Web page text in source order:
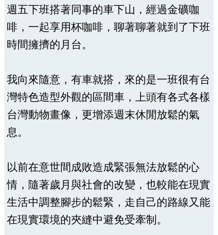
週五下班搭著同事的車下山，經過金礦咖
啡，一起享用杯咖啡，聊著聊著就到了下班
時間擁擠的月台。
我向來隨意，有車就搭，來的是一班很有台
灣特色造型外觀的區間車，上頭有各式各樣
台灣動物畫像，更增添週末休閒放鬆的氣
息。
以前在意世間成敗造成緊張無法放鬆的心
情，隨著歲月與社會的改變，也較能在現實
生活中調整腳步的鬆緊，走自己的路線又能
在現實環境的夾縫中避免受牽制。